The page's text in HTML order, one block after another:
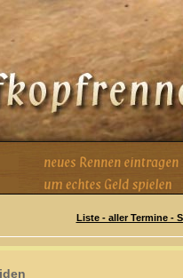
Liste - aller Termine -